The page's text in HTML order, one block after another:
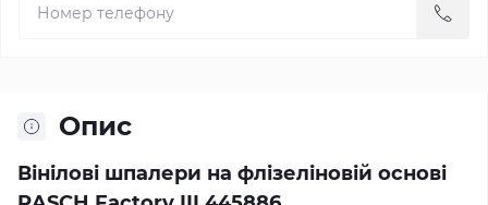
Опис
Вінілові шпалери на флізеліновій основі